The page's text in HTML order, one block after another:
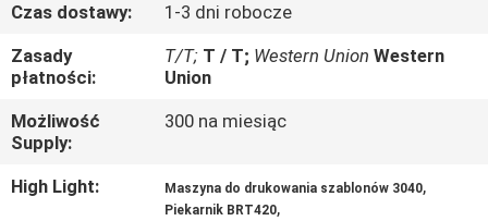
AKTUALNOŚCI
SHOPPING
ON
LINE
Czas dostawy:
1-3 dni robocze
Zasady
płatności:
T/T; T / T; Western Union Western
Union
Możliwość
Supply:
300 na miesiąc
High Light: Maszyna do drukowania szablonów 3040,
Piekarnik BRT420,